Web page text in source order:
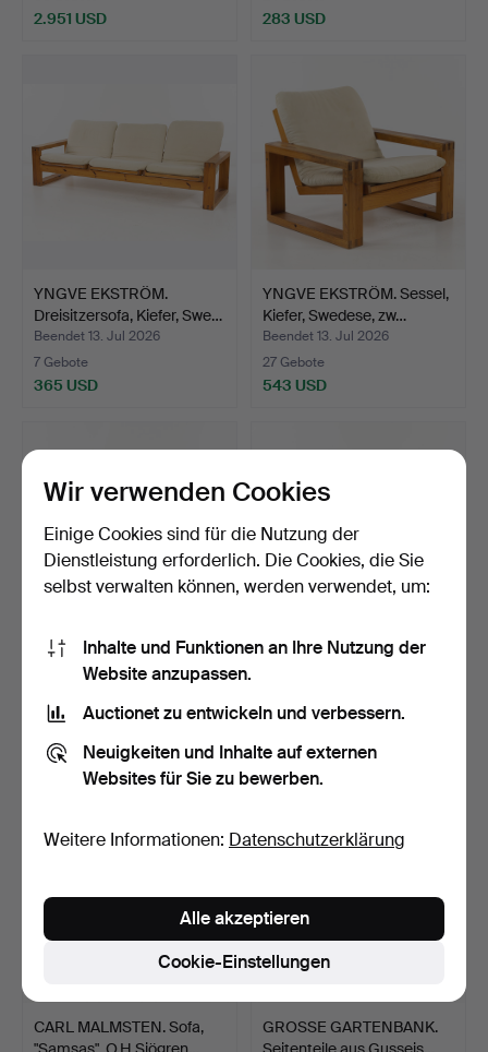
2.951 USD 283 USD
YNGVE EKSTRÖM.
Dreisitzersofa, Kiefer, Swe…
Beendet 13. Jul 2026
7 Gebote
365 USD
YNGVE EKSTRÖM. Sessel,
Kiefer, Swedese, zw…
Beendet 13. Jul 2026
27 Gebote
543 USD
YNGVE EKSTRÖM.
Zweisitzersofa, Kiefer,
Swe…
Beendet 13. Jul 2026
291 USD
SOFA. 3-Sitzer, Textilbezug.
Beendet 29. Mai 2026
127 USD
CARL MALMSTEN. Sofa,
GROSSE GARTENBANK.
Wir verwenden Cookies
Einige Cookies sind für die Nutzung der
Dienstleistung erforderlich. Die Cookies, die Sie
selbst verwalten können, werden verwendet, um:
Inhalte und Funktionen an Ihre Nutzung der
Website anzupassen.
Auctionet zu entwickeln und verbessern.
Neuigkeiten und Inhalte auf externen
Websites für Sie zu bewerben.
Weitere Informationen: Datenschutzerklärung
Cookie-Einstellungen
Alle akzeptieren